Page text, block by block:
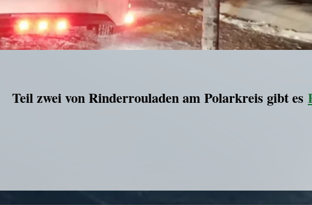
Teil zwei von Rinderrouladen am Polarkreis gibt es